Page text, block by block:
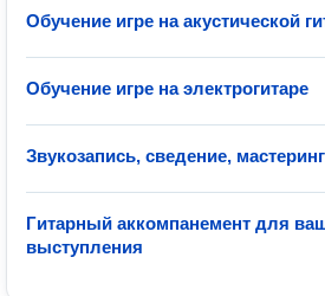
Обучение игре на акустической
Обучение игре на электрогитаре
Звукозапись, сведение, мастеринг
Гитарный аккомпанемент для
выступления